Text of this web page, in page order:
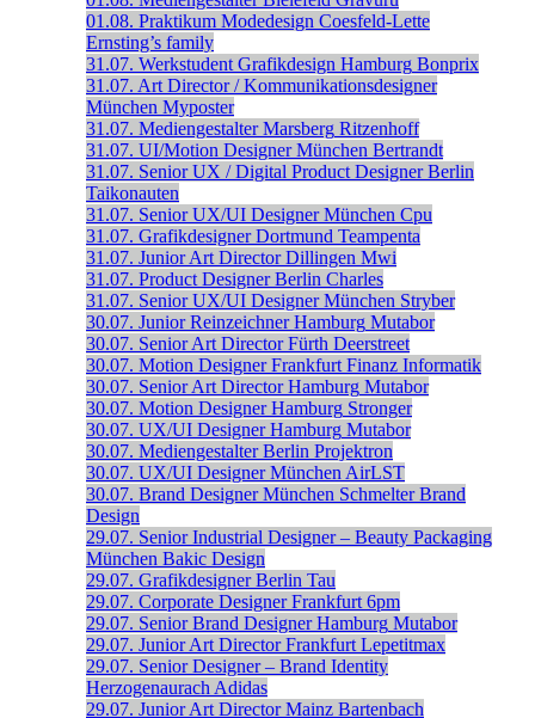
01.08. Praktikum Modedesign Coesfeld-Lette
Ernsting’s family
31.07. Werkstudent Grafikdesign Hamburg Bonprix
31.07. Art Director / Kommunikationsdesigner
München Myposter
31.07. Mediengestalter Marsberg Ritzenhoff
31.07. UI/Motion Designer München Bertrandt
31.07. Senior UX / Digital Product Designer Berlin
Taikonauten
31.07. Senior UX/UI Designer München Cpu
31.07. Grafikdesigner Dortmund Teampenta
31.07. Junior Art Director Dillingen Mwi
31.07. Product Designer Berlin Charles
31.07. Senior UX/UI Designer München Stryber
30.07. Junior Reinzeichner Hamburg Mutabor
30.07. Senior Art Director Fürth Deerstreet
30.07. Motion Designer Frankfurt Finanz Informatik
30.07. Senior Art Director Hamburg Mutabor
30.07. Motion Designer Hamburg Stronger
30.07. UX/UI Designer Hamburg Mutabor
30.07. Mediengestalter Berlin Projektron
30.07. UX/UI Designer München AirLST
30.07. Brand Designer München Schmelter Brand
Design
29.07. Senior Industrial Designer – Beauty Packaging
München Bakic Design
29.07. Grafikdesigner Berlin Tau
29.07. Corporate Designer Frankfurt 6pm
29.07. Senior Brand Designer Hamburg Mutabor
29.07. Junior Art Director Frankfurt Lepetitmax
29.07. Senior Designer – Brand Identity
Herzogenaurach Adidas
29.07. Junior Art Director Mainz Bartenbach